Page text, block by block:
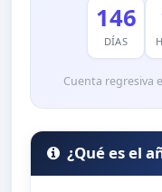
146
DÍAS
Cuenta regresiva
¿Qué es el